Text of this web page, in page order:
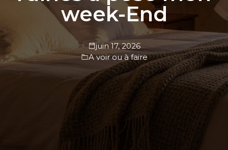
week-End
juin 17, 2026
A voir ou à faire